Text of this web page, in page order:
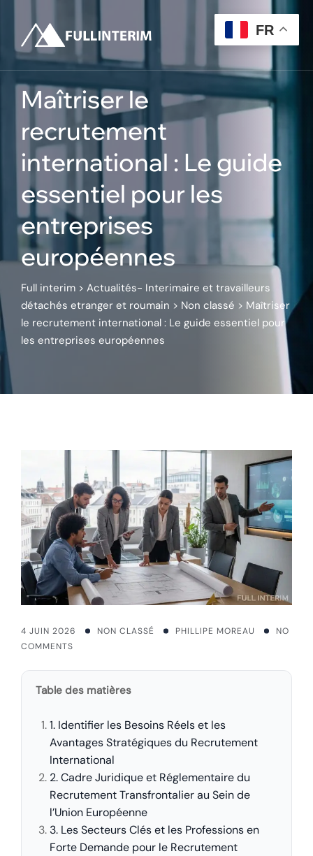
content
Maîtriser le
recrutement
international : Le guide
essentiel pour les
entreprises
européennes
Full interim > Actualités- Interimaire et travailleurs
détachés etranger et roumain > Non classé > Maîtriser
le recrutement international : Le guide essentiel pour
les entreprises européennes
4 JUIN 2026 NON CLASSÉ PHILLIPE MOREAU
NO
COMMENTS
Table des matières
1. Identifier les Besoins Réels et les
Avantages Stratégiques du Recrutement
International
2. Cadre Juridique et Réglementaire du
Recrutement Transfrontalier au Sein de
l’Union Européenne
3. Les Secteurs Clés et les Professions en
Forte Demande pour le Recrutement
FR